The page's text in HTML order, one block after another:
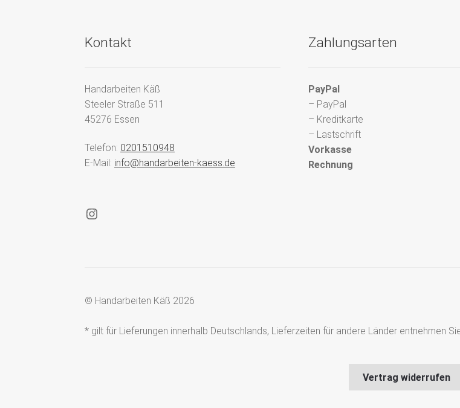
Kontakt
Handarbeiten Käß
Steeler Straße 511
45276 Essen
Telefon: 0201510948
E-Mail: info@handarbeiten-kaess.de
Instagram
Zahlungsarten
PayPal
– PayPal
– Kreditkarte
– Lastschrift
Vorkasse
Rechnung
© Handarbeiten Käß 2026
* gilt für Lieferungen innerhalb Deutschlands, Lieferzeiten für andere Länder entnehmen
Vertrag widerrufen